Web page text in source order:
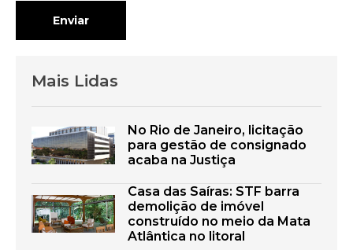
Enviar
Mais Lidas
No Rio de Janeiro, licitação
para gestão de consignado
acaba na Justiça
Casa das Saíras: STF barra
demolição de imóvel
construído no meio da Mata
Atlântica no litoral